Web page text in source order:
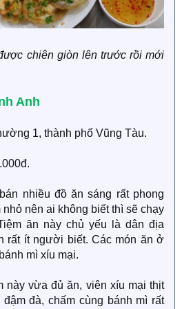
chiên giòn lên trước rồi mới
Anh
1, thành phố Vũng Tàu.
nhiều đồ ăn sáng rất phong
nhỏ nên ai không biết thì sẽ chạy
ăn này chủ yếu là dân địa
rất ít người biết. Các món ăn ở
mì xíu mại.
này vừa đủ ăn, viên xíu mại thịt
đà, chấm cùng bánh mì rất